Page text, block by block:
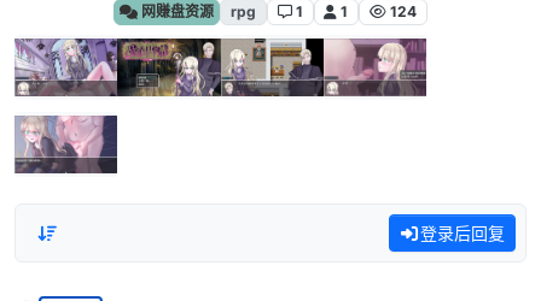
网赚盘资源 rpg 1 1 124
登录后回复